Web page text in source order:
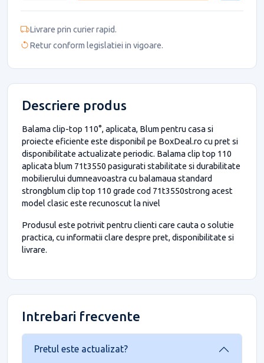
Livrare prin curier rapid.
Retur conform legislatiei in vigoare.
Descriere produs
Balama clip-top 110°, aplicata, Blum pentru casa si
proiecte eficiente este disponibil pe BoxDeal.ro cu pret si
disponibilitate actualizate periodic. Balama clip top 110
aplicata blum 71t3550 pasigurati stabilitate si durabilitate
mobilierului dumneavoastra cu balamaua standard
strongblum clip top 110 grade cod 71t3550strong acest
model clasic este recunoscut la nivel
Produsul este potrivit pentru clienti care cauta o solutie
practica, cu informatii clare despre pret, disponibilitate si
livrare.
Intrebari frecvente
Pretul este actualizat?